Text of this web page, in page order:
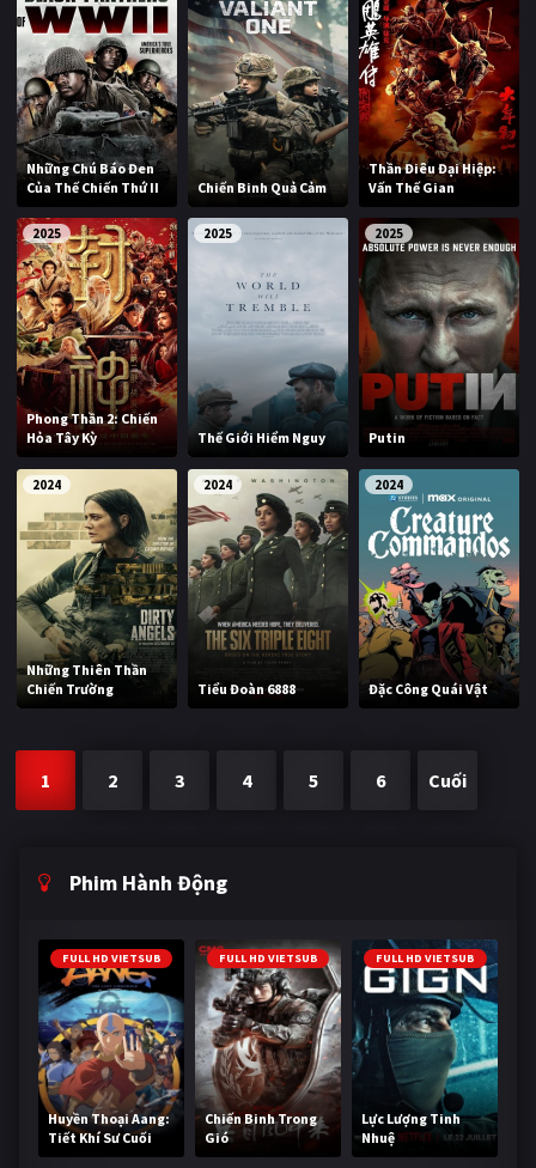
Những Chú Báo Đen
Của Thế Chiến Thứ II
Chiến Binh Quả Cảm
Thần Điêu Đại Hiệp:
Vấn Thế Gian
2025
Phong Thần 2: Chiến
Hỏa Tây Kỳ
2025
Thế Giới Hiểm Nguy
2025
Putin
2024
Những Thiên Thần
Chiến Trường
2024
Tiểu Đoàn 6888
2024
Đặc Công Quái Vật
1 2 3 4 5 6 Cuối
Phim Hành Động
FULL HD VIETSUB
Huyền Thoại Aang:
Tiết Khí Sư Cuối
Cùng
FULL HD VIETSUB
Chiến Binh Trong
Gió
FULL HD VIETSUB
Lực Lượng Tinh
Nhuệ